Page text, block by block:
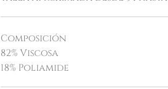
Composición
82% Viscosa
18% Poliamide